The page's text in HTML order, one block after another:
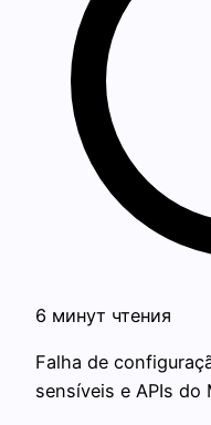
6 минут чтения
Falha de
sensíveis e APIs do